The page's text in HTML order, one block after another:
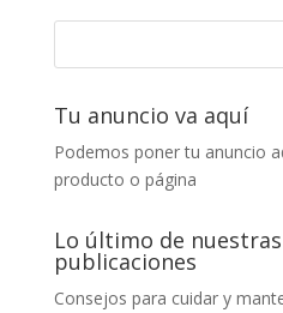
Tu anuncio va aquí
Podemos poner tu anuncio
producto o página
Lo último de
publicaciones
Consejos para cuidar y